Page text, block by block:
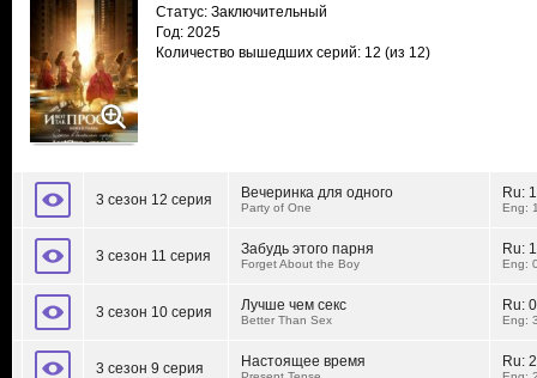
Статус: Заключительный
Год: 2025
Количество вышедших серий: 12 (из 12)
3 сезон 12 серия Вечеринка для одного
Party of One
Ru:
Eng:
3 сезон 11 серия Забудь этого парня
Forget About the Boy
Ru:
Eng:
3 сезон 10 серия Лучше чем секс
Better Than Sex
Ru:
Eng:
3 сезон 9 серия Настоящее время Ru: